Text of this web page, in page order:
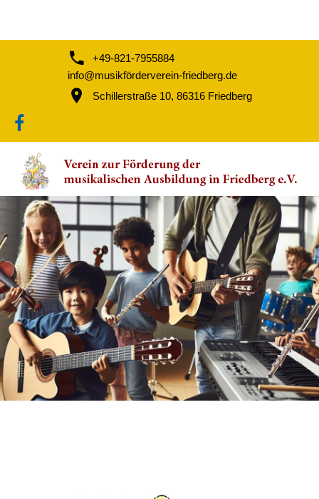
+49-821-7955884
info@musikförderverein-friedberg.de
Schillerstraße 10, 86316 Friedberg